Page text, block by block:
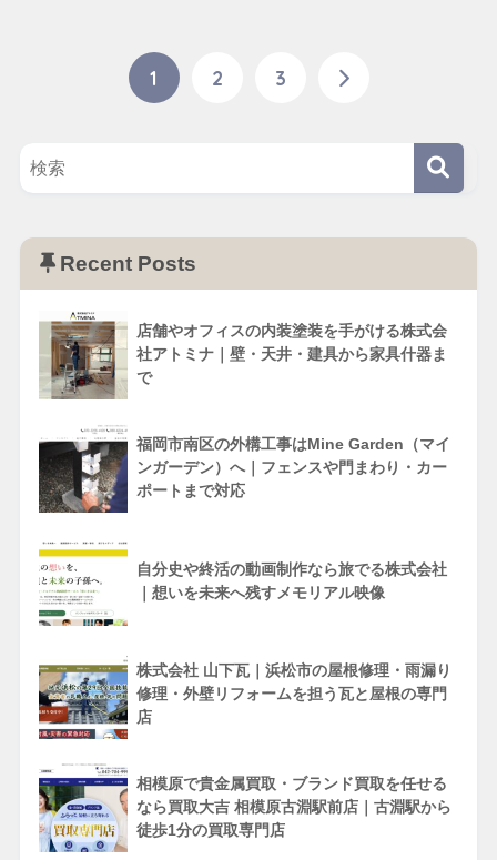
1 2 3
Recent Posts
店舗やオフィスの内装塗装を手がける株式会
社アトミナ｜壁・天井・建具から家具什器ま
で
福岡市南区の外構工事はMine Garden（マイ
ンガーデン）へ｜フェンスや門まわり・カー
ポートまで対応
自分史や終活の動画制作なら旅でる株式会社
｜想いを未来へ残すメモリアル映像
株式会社 山下瓦｜浜松市の屋根修理・雨漏り
修理・外壁リフォームを担う瓦と屋根の専門
店
相模原で貴金属買取・ブランド買取を任せる
なら買取大吉 相模原古淵駅前店｜古淵駅から
徒歩1分の買取専門店